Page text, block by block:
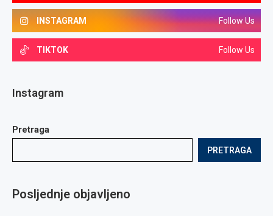
INSTAGRAM Follow Us
TIKTOK Follow Us
Instagram
Pretraga
PRETRAGA
Posljednje objavljeno